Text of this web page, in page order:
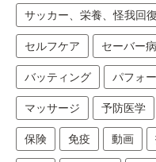
サッカー、栄養、怪我回復
セルフケア セーバー病
バッティング パフォ
マッサージ 予防医学
保険 免疫 動画